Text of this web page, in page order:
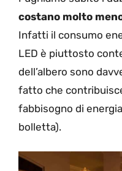
costano molto
Infatti il consumo
LED è piuttosto
dell’albero sono
fatto che
fabbisogno di
bolletta).